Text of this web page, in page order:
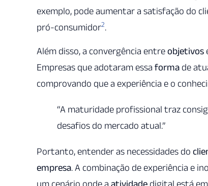
exemplo, pode aumentar a satisfação do
pró-consumidor2.
Além disso, a convergência entreobjetivos
Empresas que adotaram essa forma de
comprovando que a experiência e o
“A maturidade profissional traz
desafios do mercado atual.”
Portanto, entender as necessidades do
empresa. A combinação de experiência e
um cenário onde a atividade digital está